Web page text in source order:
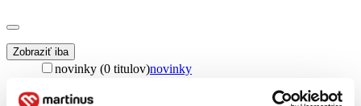
Zobraziť iba
novinky (0 titulov)novinky